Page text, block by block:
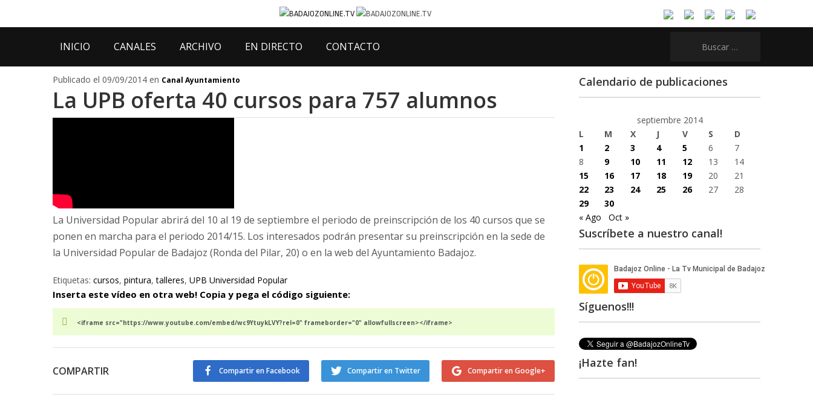
INICIO CANALES ARCHIVO EN DIRECTO CONTACTO
Publicado el 09/09/2014 en Canal Ayuntamiento
La UPB oferta 40 cursos para 757 alumnos
La Universidad Popular abrirá del 10 al 19 de septiembre el periodo de preinscripción de los 40 cursos que se
ponen en marcha para el periodo 2014/15. Los interesados podrán presentar su preinscripción en la sede de
la Universidad Popular de Badajoz (Ronda del Pilar, 20) o en la web del Ayuntamiento Badajoz.
Etiquetas: cursos, pintura,talleres, UPB Universidad Popular
Inserta este vídeo en otra web! Copia y pega el código siguiente:
<iframe src="https://www.youtube.com/embed/wc9YtuykLVY?rel=0" frameborder="0" allowfullscreen></iframe>
COMPARTIR Compartir en Google+
Compartir en Twitter
Compartir en Facebook
Calendario de publicaciones
septiembre 2014
L
M X J V S
D
1
2 3 4 5 6
7
8
9 10 11 12 13
14
15
16 17 18 19 20
21
22
23 24 25 26 27
28
29
30
« Ago
Oct »
Suscríbete a nuestro canal!
Síguenos!!!
¡Hazte fan!